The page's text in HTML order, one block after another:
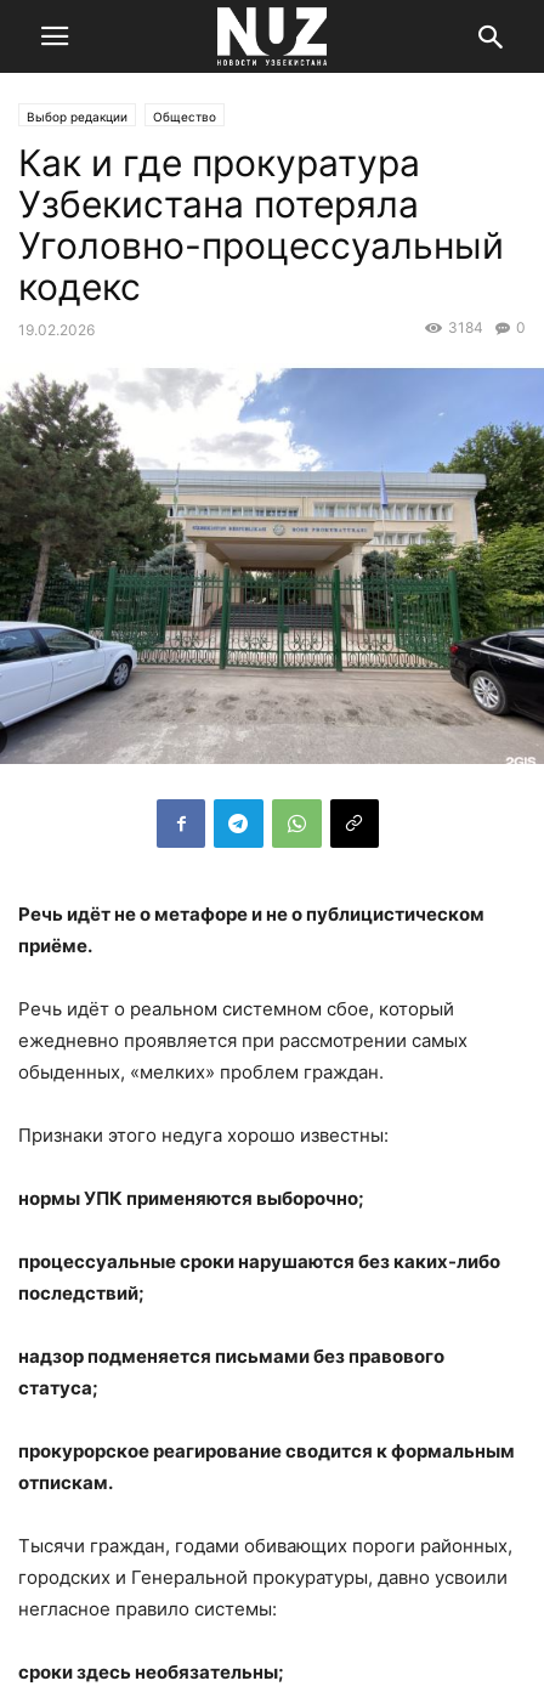
Выбор редакции Общество
Как и где прокуратура
Узбекистана потеряла
Уголовно-процессуальный
кодекс
19.02.2026 0
3184
Речь идёт не о метафоре и не о публицистическом
приёме.
Речь идёт о реальном системном сбое, который
ежедневно проявляется при рассмотрении самых
обыденных, «мелких» проблем граждан.
Признаки этого недуга хорошо известны:
нормы УПК применяются выборочно;
процессуальные сроки нарушаются без каких-либо
последствий;
надзор подменяется письмами без правового
статуса;
прокурорское реагирование сводится к формальным
отпискам.
Тысячи граждан, годами обивающих пороги районных,
городских и Генеральной прокуратуры, давно усвоили
негласное правило системы:
сроки здесь необязательны;